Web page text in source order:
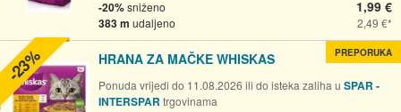
-20%sniženo
383 m udaljeno
1,99 €
2,49 €
HRANA ZA MAČKE WHISKAS
Ponuda vrijedi do 11.08.2026 ili do isteka zaliha u SPAR -
INTERSPAR trgovinama
PREPORUKA
-23%